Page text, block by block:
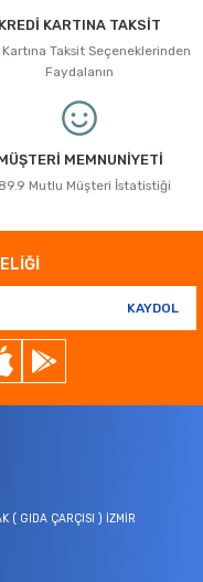
KREDİ KARTINA TAKSİT
Kartına Taksit Seçeneklerinden
Faydalanın
MEMNUNİYETİ
Mutlu Müşteri İstatistiği
KAYDOL
( GIDA ÇARÇISI ) İZMİR